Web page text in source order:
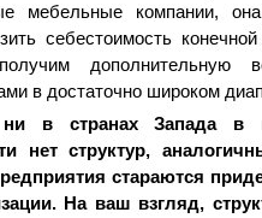
мебельные компании, она
себестоимость
дополнительную
в достаточно широком
в странах Запада в
нет структур,
стараются
На ваш взгляд,